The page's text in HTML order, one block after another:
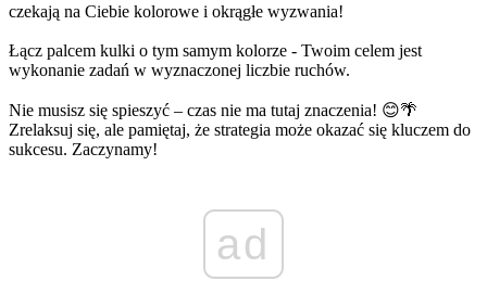
czekają na Ciebie kolorowe i okrągłe wyzwania!
Łącz palcem kulki o tym samym kolorze - Twoim celem jest
wykonanie zadań w wyznaczonej liczbie ruchów.
Nie musisz się spieszyć – czas nie ma tutaj znaczenia! 😊🌴
Zrelaksuj się, ale pamiętaj, że strategia może okazać się kluczem do
sukcesu. Zaczynamy!
ad